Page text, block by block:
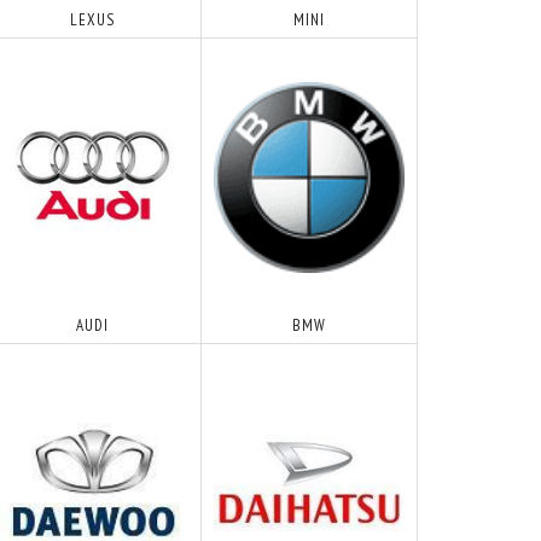
LEXUS MINI
AUDI BMW